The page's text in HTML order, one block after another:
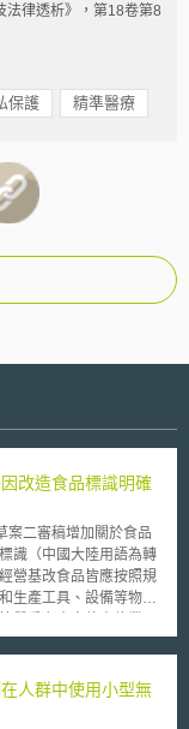
法律透析》，第18卷第8
保護 精準醫療
改造食品標識明確
二審稿增加關於食品
識（中國大陸用語為轉
營基改食品皆應按照規
生產工具、設備等物
《農業轉基因生物安全
法律形式將其確定。
中，對於基改食品標
人群中使用小型無